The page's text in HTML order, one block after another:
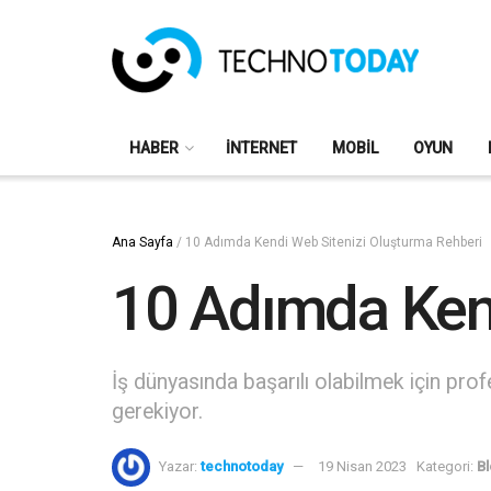
HABER İNTERNET MOBIL OYUN
Ana Sayfa / 10 Adımda Kendi Web Sitenizi Oluşturma Rehberi
10 Adımda
İş dünyasında başarılı olabilmek için
gerekiyor.
Yazar: technotoday 19 Nisan 2023 Kategori: